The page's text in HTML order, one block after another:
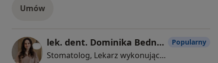
Umów
lek. dent. Dominika Bednarowicz
Stomatolog, Lekarz wykonujący zabiegi medycyny estetycznej
Popularny